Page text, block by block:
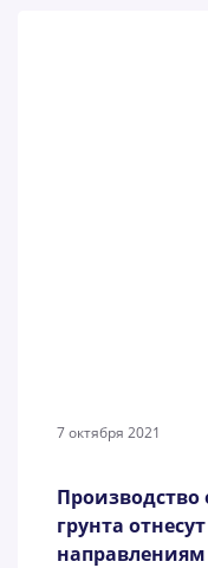
7 октября 2021
грунта